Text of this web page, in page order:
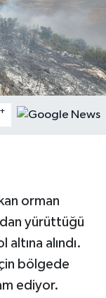
+
orman
yürüttüğü
alındı.
bölgede
ediyor.